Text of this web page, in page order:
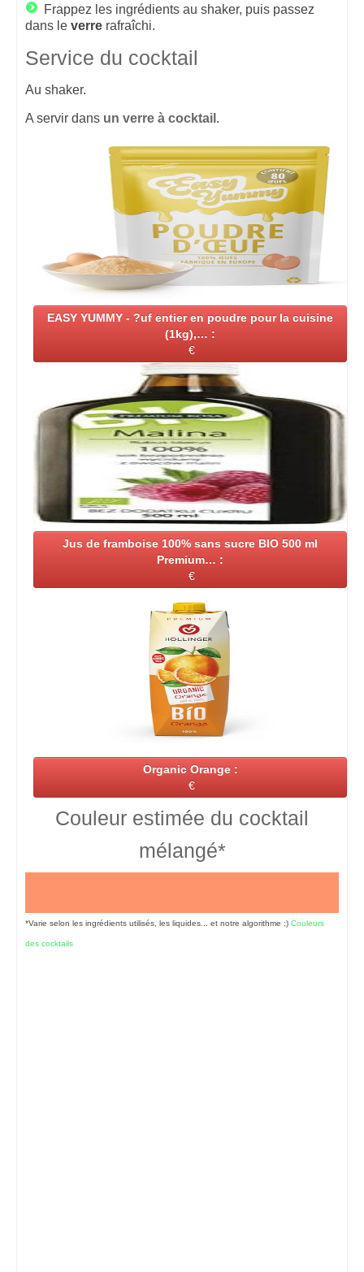
Frappez les ingrédients au shaker, puis passez
dans le verre rafraîchi.
Service du cocktail
Au shaker.
A servir dans un verre à cocktail .
EASY YUMMY - ?uf entier en poudre pour la cuisine
(1kg),… :
€
Jus de framboise 100% sans sucre BIO 500 ml
Premium… :
€
Organic Orange :
€
Couleur estimée du cocktail
mélangé*
*Varie selon les ingrédients utilisés, les liquides... et notre algorithme ;) Couleurs
des cocktails